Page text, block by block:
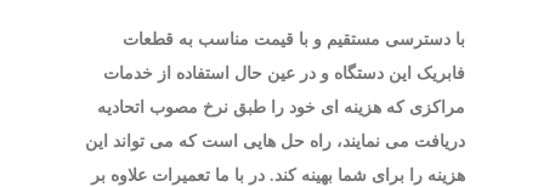
با دسترسی مستقیم و با قیمت مناسب به قطعات
فابریک این دستگاه و در عین حال استفاده از خدمات
مراکزی که هزینه ای خود را طبق نرخ مصوب اتحادیه
دریافت می نمایند، راه حل هایی است که می تواند این
هزینه را برای شما بهینه کند. در با ما تعمیرات علاوه بر